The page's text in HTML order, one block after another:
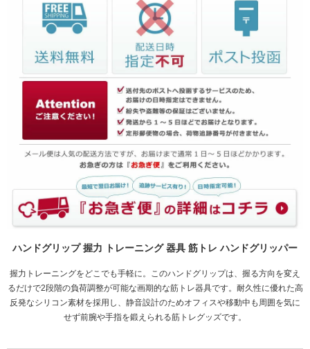
ハンドグリップ 握力 トレーニング 器具 筋トレ ハンドグリッパー
握力トレーニングをどこでも手軽に。このハンドグリップは、握る方向を変え
るだけで2段階の負荷調整が可能な画期的な筋トレ器具です。耐久性に優れた高
反発なシリコン素材を採用し、静音設計のためオフィスや移動中も周囲を気に
せず前腕や手指を鍛えられる筋トレグッズです。